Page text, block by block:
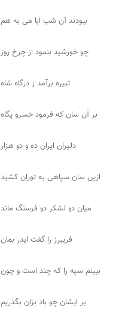
ببودند آن شب ابا می به هم
چو خورشید بنمود از چرخ روز
تبیره برآمد ز درگاه شاه
بر آن سان که فرمود خسرو پگاه
دلیران ایران ده و دو هزار
ازین سان سپاهی به توران کشید
میان دو لشکر دو فرسنگ ماند
فریبرز را گفت ایدر بمان
ببینم سپه را که چند است و چون
بر ایشان چو باد بزان بگذریم